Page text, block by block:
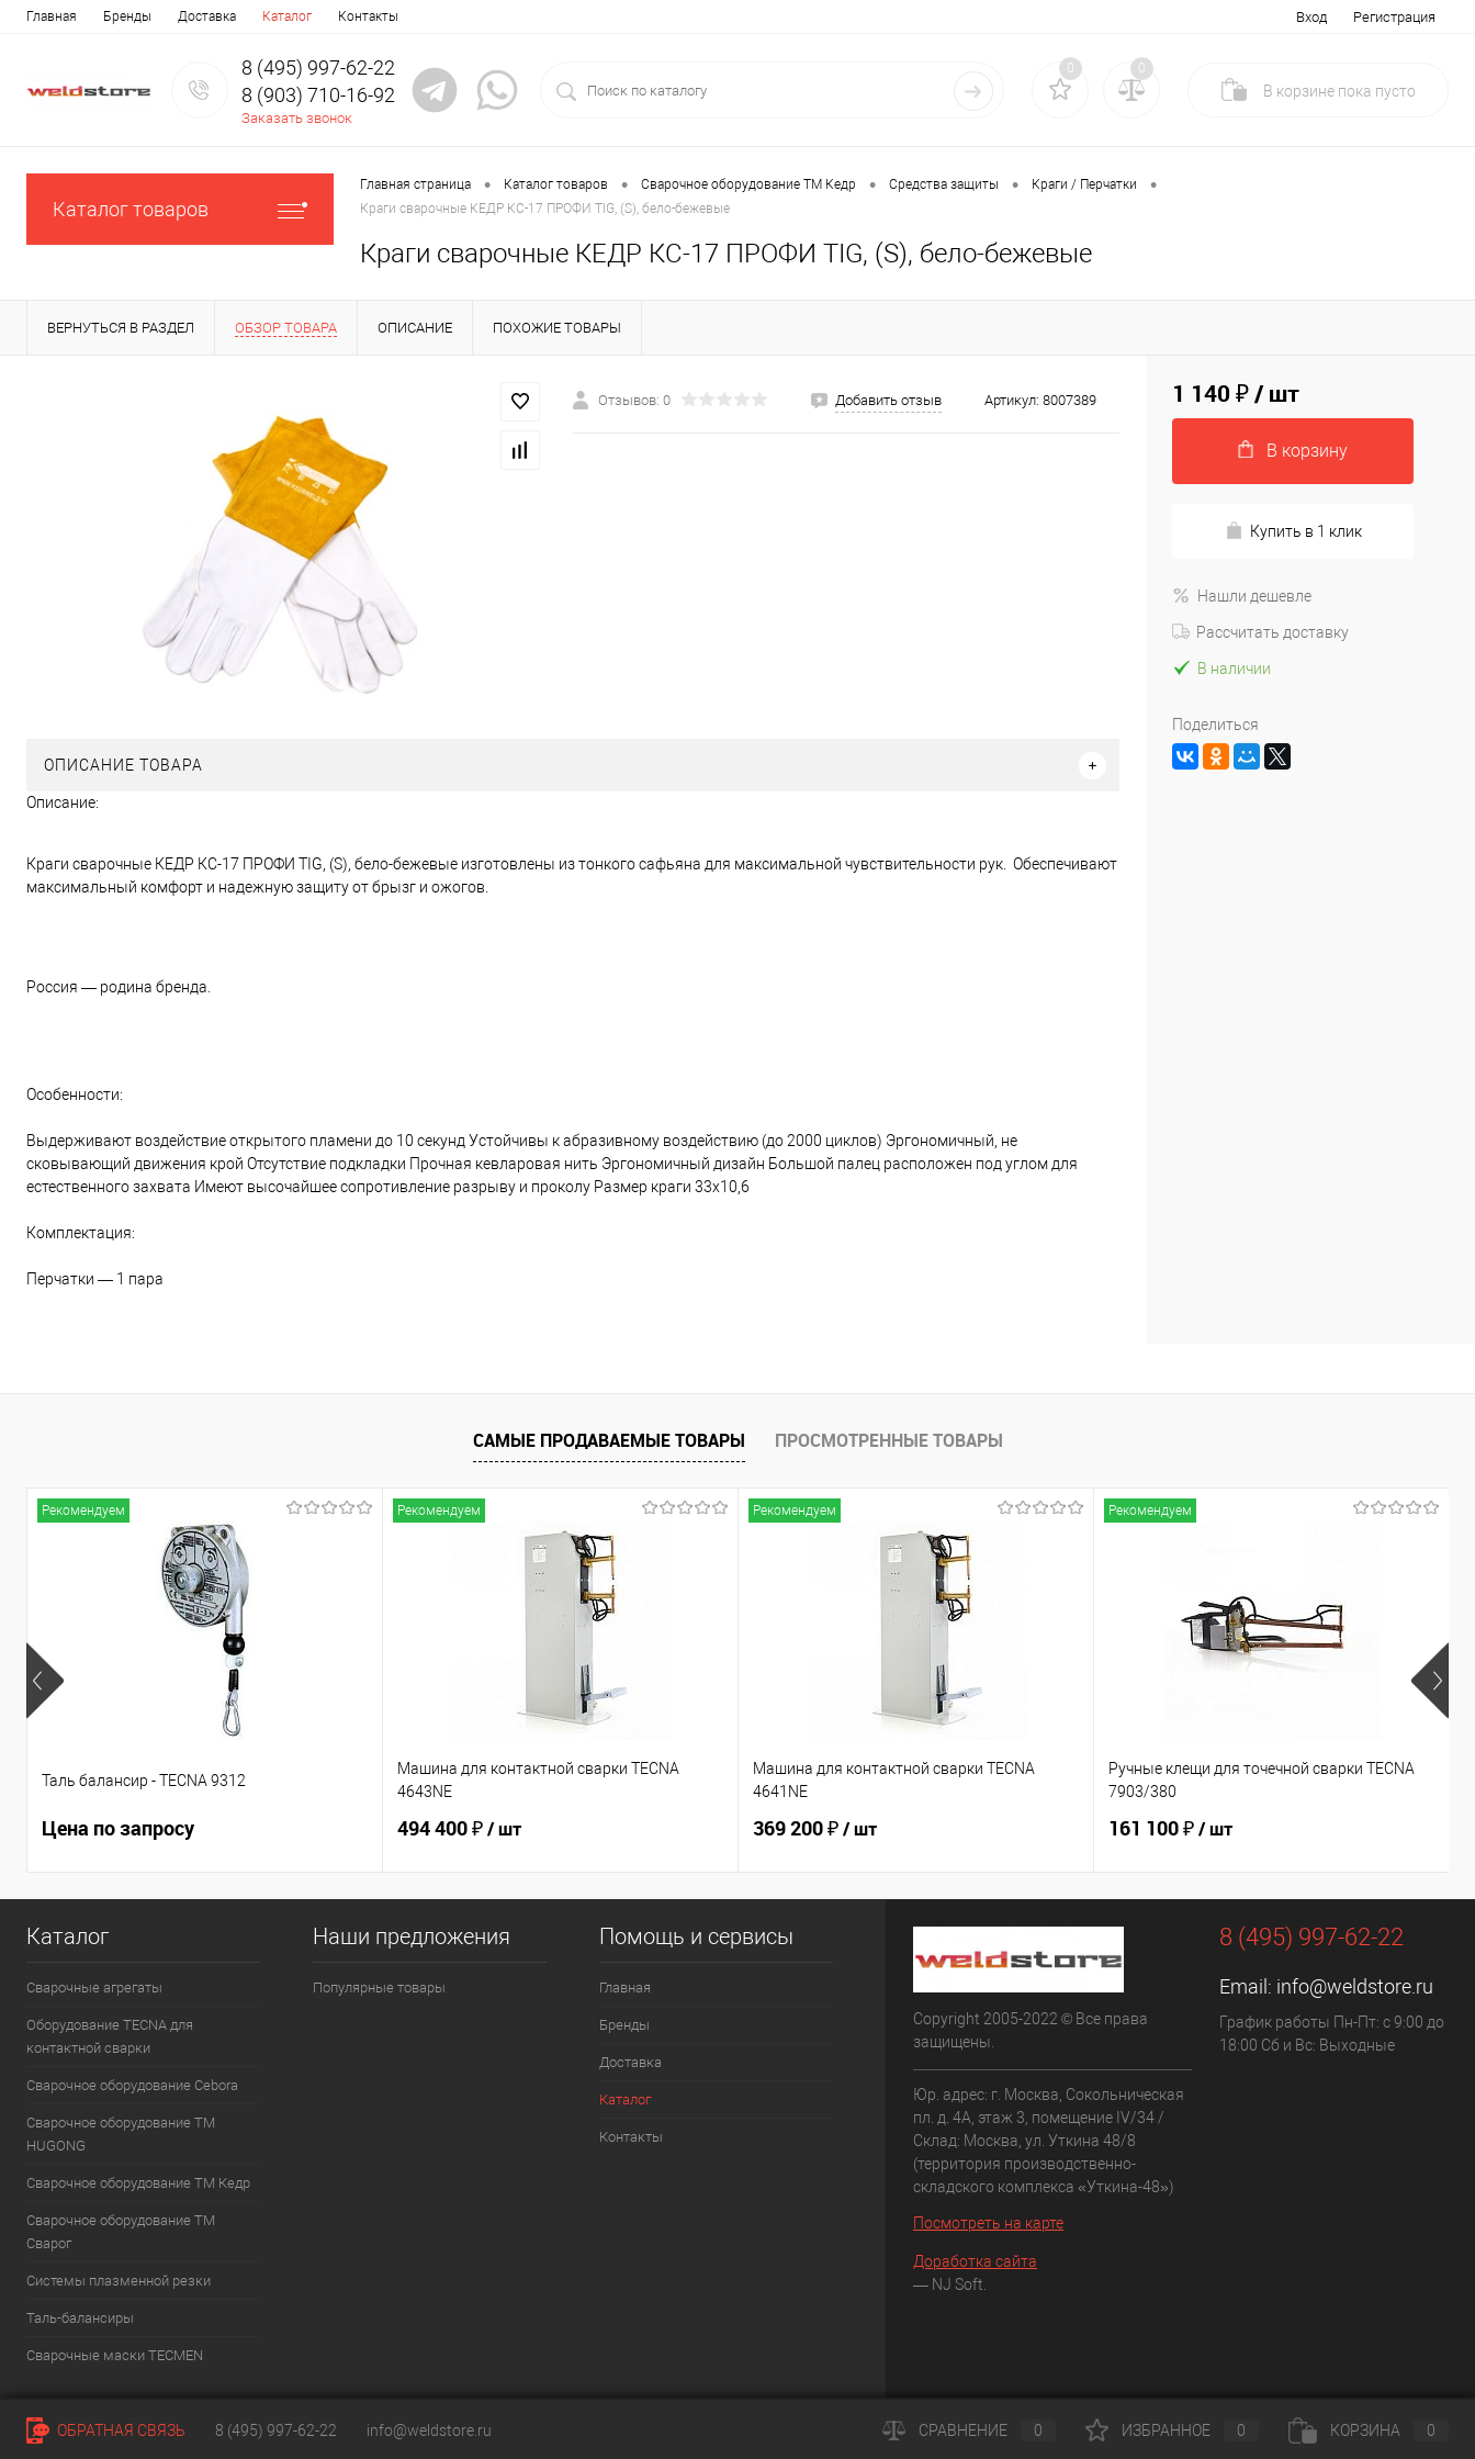
Главная Бренды Доставка Каталог Контакты Вход Регистрация
8 (495) 997-62-22
8 (903) 710-16-92
Заказать звонок
0 0
В корзине пока пусто
Каталог товаров
Главная страница • Каталог товаров • Сварочное оборудование ТМ Кедр • Средства защиты • Краги / Перчатки •
Краги сварочные КЕДР КС-17 ПРОФИ TIG, (S), бело-бежевые
Краги сварочные КЕДР КС-17 ПРОФИ TIG, (S), бело-бежевые
ВЕРНУТЬСЯ В РАЗДЕЛ ОБЗОР ТОВАРА ОПИСАНИЕ ПОХОЖИЕ ТОВАРЫ
Отзывов: 0 Добавить отзыв Артикул: 8007389
ОПИСАНИЕ ТОВАРА
Описание:
Краги сварочные КЕДP КС-17 ПРОФИ TIG, (S), бело-бежевые изготовлены из тонкого сафьяна для максимальной чувствительности рук. Обеспечивают
максимальный комфорт и надежную защиту от брызг и ожогов.
Россия — родина бренда.
Особенности:
Выдерживают воздействие открытого пламени до 10 секунд Устойчивы к абразивному воздействию (до 2000 циклов) Эргономичный, не
сковывающий движения крой Отсутствие подкладки Прочная кевларовая нить Эргономичный дизайн Большой палец расположен под углом для
естественного захвата Имеют высочайшее сопротивление разрыву и проколу Размер краги 33х10,6
Комплектация:
Перчатки — 1 пара
1 140 ₽/ шт
В корзину
Купить в 1 клик
Нашли дешевле
Рассчитать доставку
В наличии
Поделиться
САМЫЕ ПРОДАВАЕМЫЕ ТОВАРЫ ПРОСМОТРЕННЫЕ ТОВАРЫ
Рекомендуем
Таль балансир - TECNA 9312
Цена по запросу
Рекомендуем
Машина для контактной сварки TECNA
4643NE
494 400 ₽/ шт
Рекомендуем
Машина для контактной сварки TECNA
4641NE
369 200 ₽/ шт
Рекомендуем
Ручные клещи для точечной сварки TECNA
7903/380
161 100 ₽/ шт
Каталог
Сварочные агрегаты
Оборудование TECNA для
контактной сварки
Сварочное оборудование Cebora
Сварочное оборудование ТМ
HUGONG
Сварочное оборудование ТМ Кедр
Сварочное оборудование ТМ
Сварог
Системы плазменной резки
Таль-балансиры
Cварочные маски TECMEN
Наши предложения
Популярные товары
Помощь и сервисы
Главная
Бренды
Доставка
Каталог
Контакты
Copyright 2005-2022 © Все права
защищены.
Юр. адрес: г. Москва, Сокольническая
пл. д. 4А, этаж 3, помещение IV/34 /
Склад: Москва, ул. Уткина 48/8
(территория производственно-
складского комплекса «Уткина-48»)
Посмотреть на карте
Доработка сайта
— NJ Soft.
8 (495) 997-62-22
Email: info@weldstore.ru
График работы Пн-Пт: с 9:00 до
18:00 Сб и Вс: Выходные
ОБРАТНАЯ СВЯЗЬ 8 (495) 997-62-22 info@weldstore.ru СРАВНЕНИЕ 0 ИЗБРАННОЕ 0 КОРЗИНА 0